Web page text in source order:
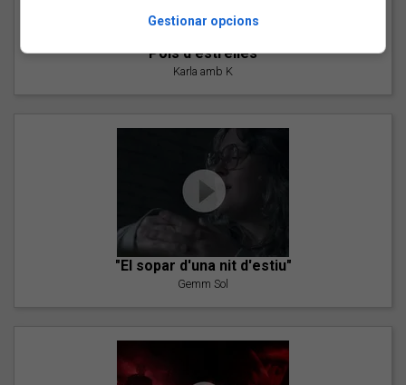
"Pols d'estrelles"
Karla amb K
"El sopar d'una nit d'estiu"
Gemm Sol
Gestionar opcions